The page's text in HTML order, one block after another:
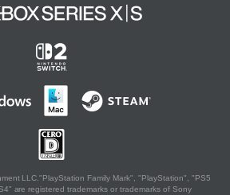
LLC."PlayStation Family Mark", "PlayStation", "PS5
are registered trademarks or trademarks of Sony